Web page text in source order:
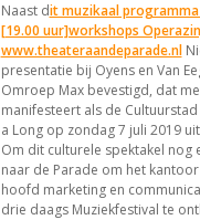
Naast dit muzikaal programma
[19.00 uur]workshops
www.theateraandeparade.nl
presentatie bij Oyens en Van
Omroep Max bevestigd, dat
manifesteert als de
a Long op zondag 7 juli 2019
Om dit culturele spektakel nog
naar de Parade om het
hoofd marketing en
drie daags Muziekfestival te